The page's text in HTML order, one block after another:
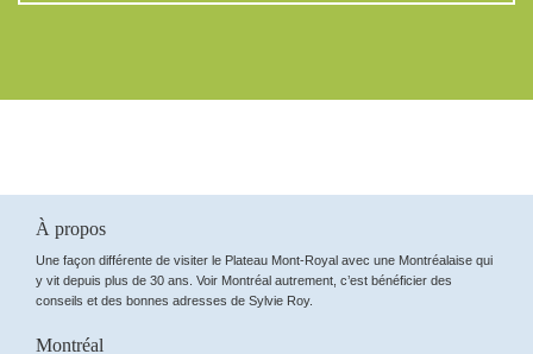
À propos
Une façon différente de visiter le Plateau Mont-Royal avec une Montréalaise qui
y vit depuis plus de 30 ans. Voir Montréal autrement, c’est bénéficier des
conseils et des bonnes adresses de Sylvie Roy.
Montréal